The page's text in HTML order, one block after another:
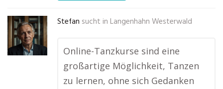
Stefan sucht in Langenhahn Westerwald
Online-Tanzkurse sind eine
großartige Möglichkeit, Tanzen
zu lernen, ohne sich Gedanken